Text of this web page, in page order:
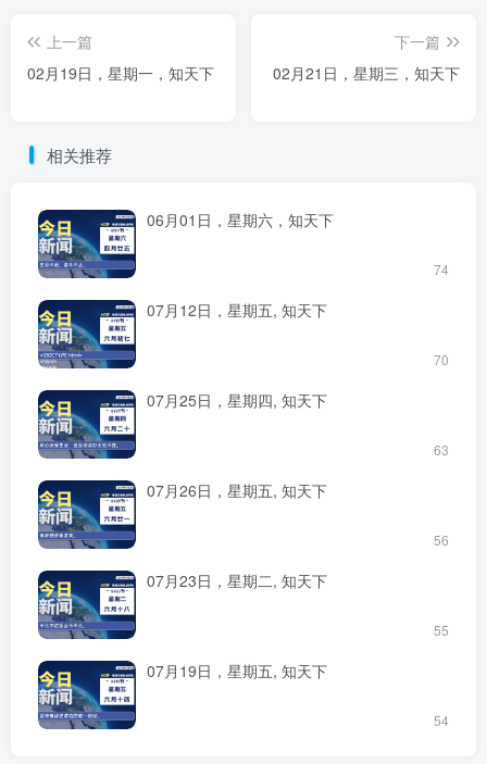
上一篇
02月19日，星期一，知天下
下一篇
02月21日，星期三，知天下
相关推荐
06月01日，星期六，知天下
74
07月12日，星期五, 知天下
70
07月25日，星期四, 知天下
63
07月26日，星期五, 知天下
56
07月23日，星期二, 知天下
55
07月19日，星期五, 知天下
54